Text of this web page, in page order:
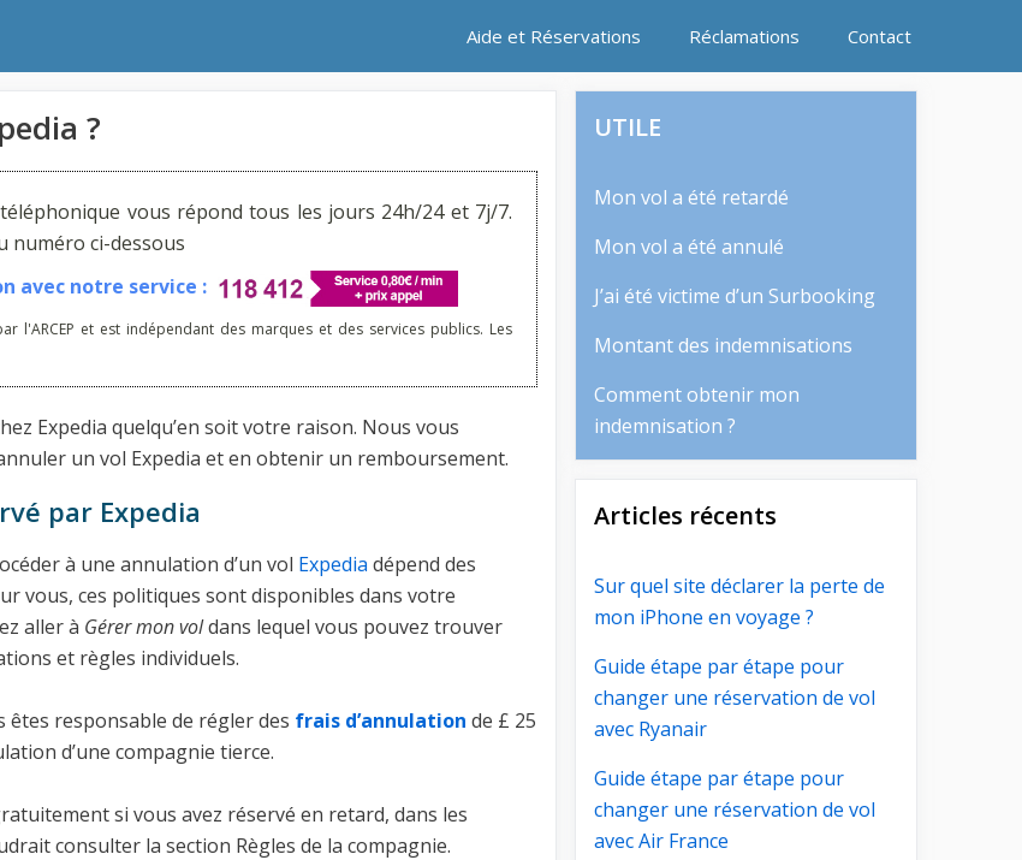
Aide et Réservations Réclamations Contact
?
vous répond tous les jours 24h/24 et 7j/7.
numéro ci-dessous
avec notre service :
l'ARCEP et est indépendant des marques et des services publics. Les
Expedia quelqu’en soit votre raison. Nous vous
un vol Expedia et en obtenir un remboursement.
par Expedia
à une annulation d’un vol Expedia dépend des
vous, ces politiques sont disponibles dans votre
aller à Gérer mon voldans lequel vous pouvez trouver
et règles individuels.
êtes responsable de régler des frais d’annulation de £ 25
d’une compagnie tierce.
si vous avez réservé en retard, dans les
consulter la section Règles de la compagnie.
UTILE
Mon vol a été retardé
Mon vol a été annulé
J’ai été victime d’un Surbooking
Montant des indemnisations
Comment obtenir mon
indemnisation ?
Articles récents
Sur quel site déclarer la perte de
mon iPhone en voyage ?
Guide étape par étape pour
changer une réservation de vol
avec Ryanair
Guide étape par étape pour
changer une réservation de vol
avec Air France